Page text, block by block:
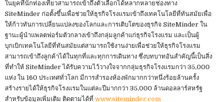
ในยุคที่นักท่องเที่ยวสามารถเข้าถึงตัวเลือกได้หลากหลายช่องทาง
SiteMinder ก่อตั้งขึ้นเพื่อช่วยให้ธุรกิจโรงแรมเข้าถึงเทคโนโลยีที่ทันสมัยเพื่อ
ให้ก้าวทันการเปลี่ยนแปลงของโลกและการเติบโตของธุรกิจ SiteMinder ใน
ฐานะผู้นำแพลตฟอร์มตัวกลางเข้าถึงกลุ่มลูกค้าแก่ธุรกิจโรงแรม และเป็นผู้
บุกเบิกเทคโนโลยีที่ทันสมัยแต่สามารถใช้งานง่ายเพื่อช่วยให้ธุรกิจโรงแรม
สามารถเข้าถึงลูกค้าได้ในทุกที่และทุกการเดินทาง ซึ่งบทบาทอันสำคัญนี้เป็นสิ่ง
ที่ทำให้ SiteMinder ได้รับความไว้วางใจจากกลุ่มธุรกิจโรงแรมกว่า 35,000
แห่ง ใน 160 ประเทศทั่วโลก มีการสำรองห้องพักมากกว่าหนึ่งร้อยล้านครั้ง
สร้างรายได้ให้ธุรกิจโรงแรมในแต่ละปีมากกว่า 35,000 ล้านดอลลาร์สหรัฐ
สำหรับข้อมูลเพิ่มเติม ติดตามได้ที่ www.siteminder.com